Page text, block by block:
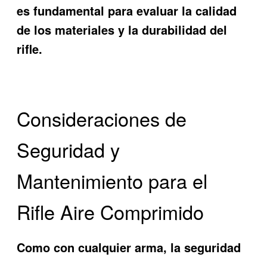
es fundamental para evaluar la calidad
de los materiales y la durabilidad del
rifle.
Consideraciones de
Seguridad y
Mantenimiento para el
Rifle Aire Comprimido
Como con cualquier arma, la seguridad